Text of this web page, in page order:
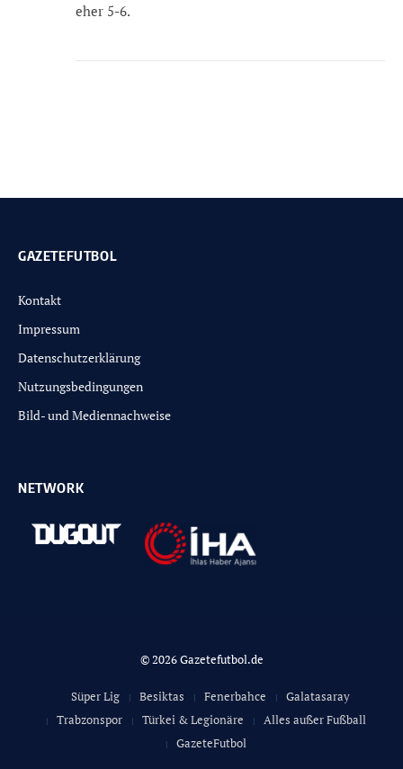
eher 5-6.
GAZETEFUTBOL
Kontakt
Impressum
Datenschutzerklärung
Nutzungsbedingungen
Bild- und Mediennachweise
NETWORK
© 2026 Gazetefutbol.de
Süper Lig Besiktas Fenerbahce
Galatasaray
Trabzonspor
Türkei & Legionäre
Alles außer Fußball
GazeteFutbol